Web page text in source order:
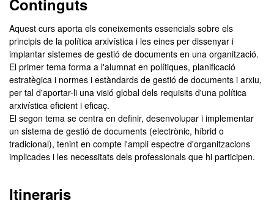
Continguts
Aquest curs aporta els coneixements essencials sobre els
principis de la política arxivística i les eines per dissenyar i
implantar sistemes de gestió de documents en una organització.
El primer tema forma a l'alumnat en polítiques, planificació
estratègica i normes i estàndards de gestió de documents i arxiu,
per tal d'aportar-li una visió global dels requisits d'una política
arxivística eficient i eficaç.
El segon tema se centra en definir, desenvolupar i implementar
un sistema de gestió de documents (electrònic, híbrid o
tradicional), tenint en compte l'ampli espectre d'organitzacions
implicades i les necessitats dels professionals que hi participen.
Itineraris